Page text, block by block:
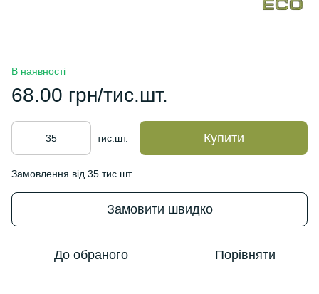
В наявності
68.00 грн/тис.шт.
тис.шт. Купити
Замовлення від 35 тис.шт.
Замовити швидко
До обраного Порівняти